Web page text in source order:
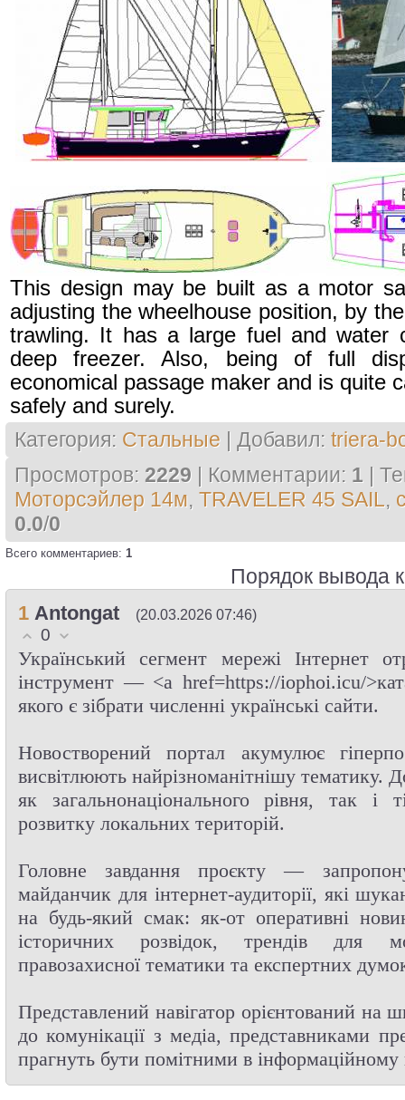
This design may be built as a motor
adjusting the wheelhouse position, by
trawling. It has a large fuel and water
deep freezer. Also, being of full
economical passage maker and is quite
safely and surely.
Категория: Стальные | Добавил: triera-
Просмотров: 2229 | Комментарии: 1 |
Моторсэйлер 14м, TRAVELER 45 SAIL,
0.0/0
Всего комментариев: 1
Порядок вывода
1 Antongat (20.03.2026 07:46)
0
Український сегмент мережі Інтернет
інструмент — <a href=https://iophoi.icu/
якого є зібрати численні українські сайти.
Новостворений портал акумулює
висвітлюють найрізноманітнішу тематику.
як загальнонаціонального рівня, так
розвитку локальних територій.
Головне завдання проєкту —
майданчик для інтернет-аудиторії, які
на будь-який смак: як-от оперативні
історичних розвідок, трендів для
правозахисної тематики та експертних
Представлений навігатор орієнтований на
до комунікації з медіа, представниками
прагнуть бути помітними в інформаційному